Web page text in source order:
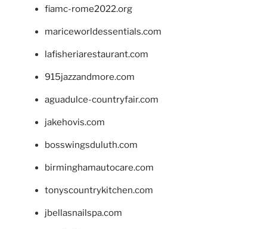
fiamc-rome2022.org
mariceworldessentials.com
lafisheriarestaurant.com
915jazzandmore.com
aguadulce-countryfair.com
jakehovis.com
bosswingsduluth.com
birminghamautocare.com
tonyscountrykitchen.com
jbellasnailspa.com